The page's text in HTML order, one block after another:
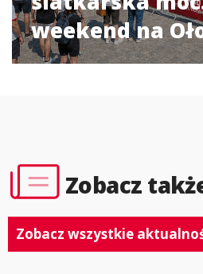
weekend na
Zobacz
Zobacz wszystkie